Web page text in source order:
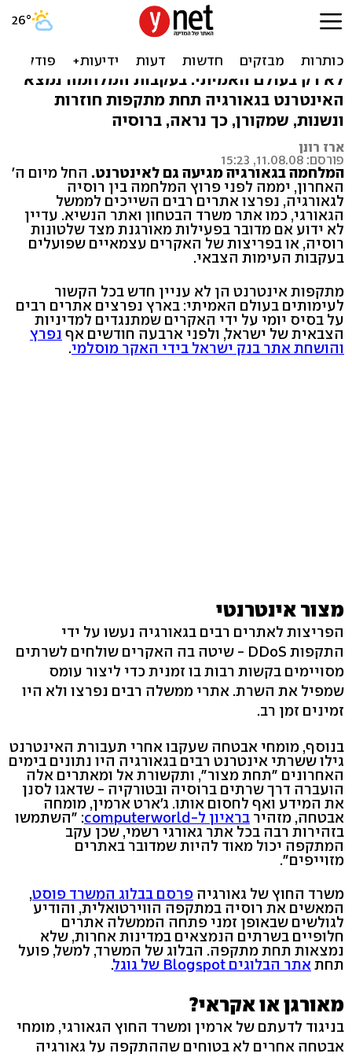
גאורגיה: המלחמה נמשכת גם
לא רק בעולם האמיתי: בעקבות המלחמה נמצא
האינטרנט בגאורגיה תחת מתקפות חוזרות
ונשנות, שמקורן, כך נראה, ברוסיה
ארז רונן
פורסם: 11.08.08, 15:23
המלחמה בגאורגיה מגיעה גם לאינטרנט. החל מיום ה'
האחרון, יממה לפני פרוץ המלחמה בין רוסיה
לגאורגיה, נפרצו אתרים רבים השייכים לממשל
הגאורגי, כמו אתר משרד הבטחון ואתר הנשיא. עדיין
לא ידוע אם מדובר בפעילות מאורגנת מצד שלטונות
רוסיה, או בפריצות של האקרים עצמאיים שפועלים
בעקבות העימות הצבאי.
מתקפות אינטרנט הן לא עניין חדש בכל הקשור
לעימותים בעולם האמיתי: בארץ נפרצים אתרים רבים
על בסיס יומי על ידי האקרים שמתנגדים למדיניות
הצבאית של ישראל, ולפני ארבעה חודשים אף נפרץ
והושחת אתר בנק ישראל בידי האקר מוסלמי.
מצור אינטרנטי
הפריצות לאתרים רבים בגאורגיה נעשו על ידי
התקפות DDoS - שיטה בה האקרים שולחים לשרתים
מסויימים בקשות רבות בו זמנית כדי ליצור עומס
שמפיל את השרת. אתרי ממשלה רבים נפרצו ולא היו
זמינים זמן רב.
בנוסף, מומחי אבטחה שעקבו אחרי תעבורת האינטרנט
גילו ששרתי אינטרנט רבים בגאורגיה היו נתונים בימים
האחרונים "תחת מצור", ותקשורת אל ומאתרים אלה
הועברה דרך שרתים ברוסיה ובטורקיה - שדאגו לסנן
את המידע ואף לחסום אותו. ג'ארט ארמין, מומחה
אבטחה, מזהיר בראיון ל-computerworld : "השתמשו
בזהירות רבה בכל אתר גאורגי רשמי, שכן עקב
המתקפה יכול מאוד להיות שמדובר באתרים
מזוייפים".
משרד החוץ של גאורגיה פרסם בבלוג המשרד פוסט,
המאשים את רוסיה במתקפה הווירטואלית, והודיע
לגולשים שבאופן זמני פתחה הממשלה אתרים
חלופיים בשרתים הנמצאים במדינות אחרות, שלא
נמצאות תחת מתקפה. הבלוג של המשרד, למשל, פועל
תחתאתר הבלוגים Blogspot של גוגל .
מאורגן או אקראי?
בניגוד לדעתם של ארמין ומשרד החוץ הגאורגי, מומחי
אבטחה אחרים לא בטוחים שההתקפה על גאורגיה